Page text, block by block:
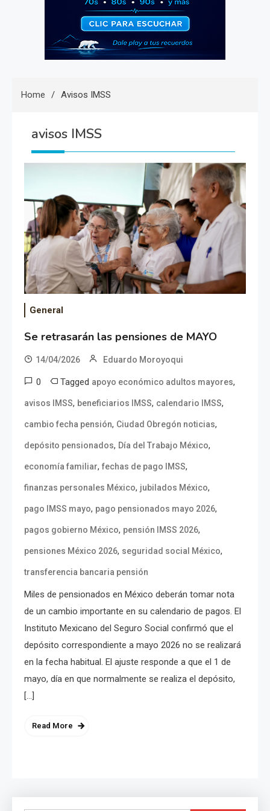
Home Avisos IMSS
avisos IMSS
General
Se retrasarán las pensiones de MAYO
14/04/2026 Eduardo Moroyoqui
0 Tagged apoyo económico adultos mayores,
avisos IMSS, beneficiarios IMSS, calendario IMSS,
cambio fecha pensión, Ciudad Obregón noticias,
depósito pensionados, Día del Trabajo México,
economía familiar, fechas de pago IMSS,
finanzas personales México, jubilados México,
pago IMSS mayo, pago pensionados mayo 2026,
pagos gobierno México, pensión IMSS 2026,
pensiones México 2026, seguridad social México,
transferencia bancaria pensión
Miles de pensionados en México deberán tomar nota
de un cambio importante en su calendario de pagos. El
Instituto Mexicano del Seguro Social confirmó que el
depósito correspondiente a mayo 2026 no se realizará
en la fecha habitual. El ajuste responde a que el 1 de
mayo, día en que normalmente se realiza el depósito,
[…]
Read More